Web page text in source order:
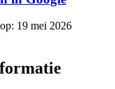
19 mei 2026